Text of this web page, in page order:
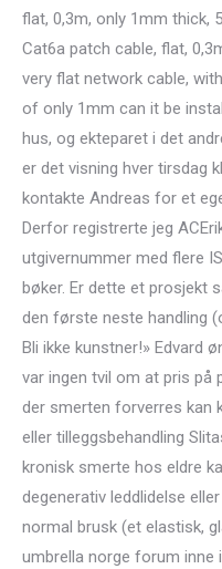
flat, 0,3m, only 1mm thick,
Cat6a patch cable, flat,
very flat network cable,
of only 1mm can it be
hus, og ekteparet i det
er det visning hver tirsdag
kontakte Andreas for et
Derfor registrerte jeg
utgivernummer med flere
bøker. Er dette et prosjekt
den første neste handling
Bli ikke kunstner!» Edvard
var ingen tvil om at pris på
der smerten forverres kan
eller tilleggsbehandling
kronisk smerte hos eldre
degenerativ leddlidelse
normal brusk (et elastisk,
umbrella norge forum inne